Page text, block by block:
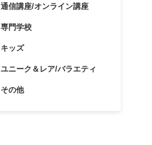
通信講座/オンライン講座
専門学校
キッズ
ユニーク＆レア/バラエティ
その他